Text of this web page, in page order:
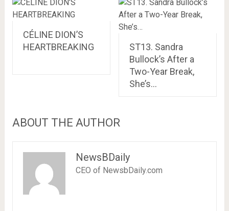
CÉLINE DION’S
HEARTBREAKING
ST13. Sandra
Bullock’s After a
Two-Year Break,
She’s…
ABOUT THE AUTHOR
NewsBDaily
CEO of NewsbDaily.com